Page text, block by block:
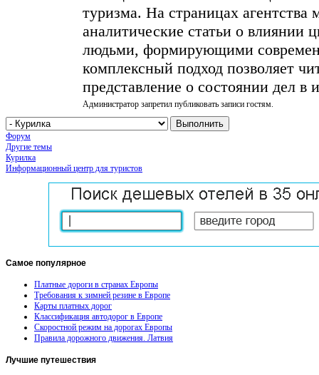
туризма. На страницах
аналитические статьи о влиянии
людьми, формирующими
комплексный подход позволяет
представление о состоянии дел в
Администратор запретил публиковать записи гостям.
Форум
Другие темы
Курилка
Информационный центр для туристов
Самое популярное
Платные дороги в странах Европы
Требования к зимней резине в Европе
Карты платных дорог
Классификация автодорог в Европе
Скоростной режим на дорогах Европы
Правила дорожного движения. Латвия
Лучшие путешествия